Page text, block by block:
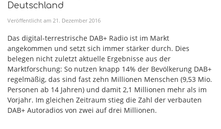
Deutschland
Veröffentlicht am 21 . Dezember 2016
Das digital-terrestrische DAB+ Radio ist im Markt
angekommen und setzt sich immer stärker durch. Dies
belegen nicht zuletzt aktuelle Ergebnisse aus der
Marktforschung: So nutzen knapp 14% der Bevölkerung DAB+
regelmäßig, das sind fast zehn Millionen Menschen (9,53 Mio.
Personen ab 14 Jahren) und damit 2,1 Millionen mehr als im
Vorjahr. Im gleichen Zeitraum stieg die Zahl der verbauten
DAB+ Autoradios von zwei auf drei Millionen.